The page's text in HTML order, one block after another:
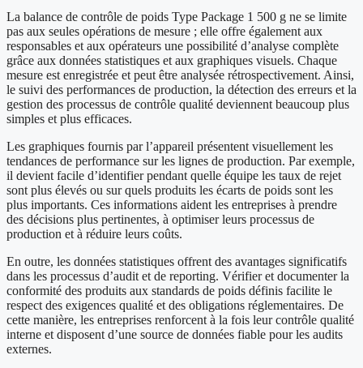
La balance de contrôle de poids Type Package 1 500 g ne se limite
pas aux seules opérations de mesure ; elle offre également aux
responsables et aux opérateurs une possibilité d’analyse complète
grâce aux données statistiques et aux graphiques visuels. Chaque
mesure est enregistrée et peut être analysée rétrospectivement. Ainsi,
le suivi des performances de production, la détection des erreurs et la
gestion des processus de contrôle qualité deviennent beaucoup plus
simples et plus efficaces.
Les graphiques fournis par l’appareil présentent visuellement les
tendances de performance sur les lignes de production. Par exemple,
il devient facile d’identifier pendant quelle équipe les taux de rejet
sont plus élevés ou sur quels produits les écarts de poids sont les
plus importants. Ces informations aident les entreprises à prendre
des décisions plus pertinentes, à optimiser leurs processus de
production et à réduire leurs coûts.
En outre, les données statistiques offrent des avantages significatifs
dans les processus d’audit et de reporting. Vérifier et documenter la
conformité des produits aux standards de poids définis facilite le
respect des exigences qualité et des obligations réglementaires. De
cette manière, les entreprises renforcent à la fois leur contrôle qualité
interne et disposent d’une source de données fiable pour les audits
externes.